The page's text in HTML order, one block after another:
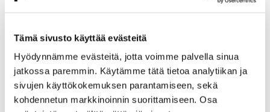
Tämä sivusto käyttää evästeitä
Hyödynnämme evästeitä, jotta voimme palvella sinua
jatkossa paremmin. Käytämme tätä tietoa analytiikan ja
sivujen käyttökokemuksen parantamiseen, sekä
kohdennetun markkinoinnin suorittamiseen. Osa